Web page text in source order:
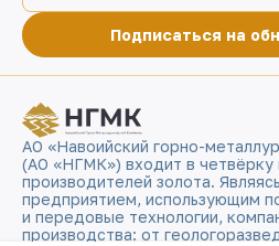
Подписаться на
АО «Навоийский горно-
(АО «НГМК») входит в четвёрку
производителей золота.
предприятием, использующим
и передовые технологии,
производства: от